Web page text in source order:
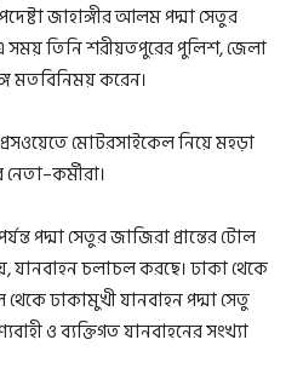
জাহাঙ্গীর আলম পদ্মা সেতুর
এ সময় তিনি শরীয়তপুরের পুলিশ, জেলা
মতবিনিময় করেন।
মোটরসাইকেল নিয়ে মহড়া
পদ্মা সেতুর জাজিরা প্রান্তের টোল
যানবাহন চলাচল করছে। ঢাকা থেকে
ঢাকামুখী যানবাহন পদ্মা সেতু
ও ব্যক্তিগত যানবাহনের সংখ্যা